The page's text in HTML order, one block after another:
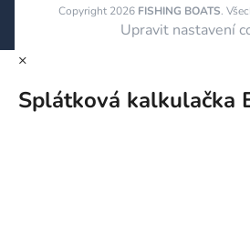
Copyright 2026 FISHING BOATS.
Upravit nastavení
×
Splátková kalkulačka